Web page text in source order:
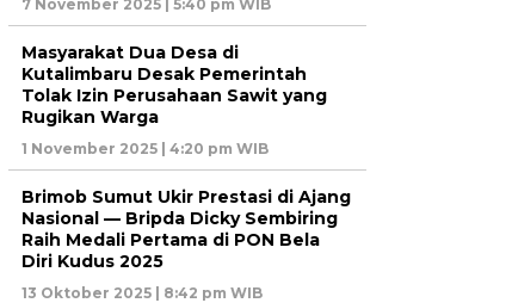
7 November 2025 | 5:40 pm WIB
Masyarakat Dua Desa di
Kutalimbaru Desak Pemerintah
Tolak Izin Perusahaan Sawit yang
Rugikan Warga
1 November 2025 | 4:20 pm WIB
Brimob Sumut Ukir Prestasi di Ajang
Nasional — Bripda Dicky Sembiring
Raih Medali Pertama di PON Bela
Diri Kudus 2025
13 Oktober 2025 | 8:42 pm WIB